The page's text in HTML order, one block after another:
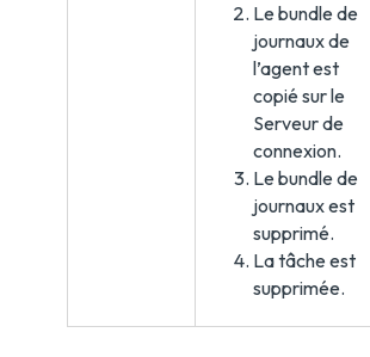
Le bundle de
journaux de
l’agent est
copié sur le
Serveur de
connexion.
Le bundle de
journaux est
supprimé.
La tâche est
supprimée.